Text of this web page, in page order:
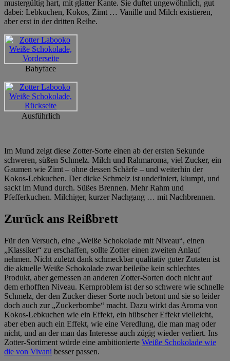
mustergültig hart, mit glatter Kante. Sie duftet ungewöhnlich, gut
dabei: Lebkuchen, Kokos, Zimt … Vanille und Milch existieren,
aber erst in der dritten Reihe.
Babyface
Ausführlich
Im Mund zeigt diese Zotter-Sorte einen ab der ersten Sekunde
schweren, süßen Schmelz. Milch und Rahmaroma, viel Zucker, ein
Gaumen wie Zimt – ohne dessen Schärfe – und weiterhin der
Kokos-Lebkuchen. Der dicke Schmelz ist undefiniert, klumpt, und
sackt im Mund durch. Süßes Brennen. Mehr Rahm und
Pfefferkuchen. Milchiger, kurzer Nachgang … mit Nachbrennen.
Zurück ans Reißbrett
Für den Versuch, eine „Weiße Schokolade mit Niveau“, einen
„Klassiker“ zu erschaffen, sollte Zotter einen zweiten Anlauf
nehmen. Nicht zuletzt dank schmeckbar qualitativ guter Zutaten ist
die aktuelle Weiße Schokolade zwar beileibe kein schlechtes
Produkt, aber gemessen an anderen Zotter-Sorten doch nicht auf
dem erhofften Niveau. Kernproblem ist der so schwere wie schnelle
Schmelz, der den Zucker dieser Sorte noch betont und sie so leider
doch auch zur „Zuckerbombe“ macht. Dazu wirkt das Aroma von
Kokos-Lebkuchen wie ein Effekt, ein hübscher Effekt vielleicht,
aber eben auch ein Effekt, wie eine Veredlung, die man mag oder
nicht, und an der man das Interesse auch zügig wieder verliert. Ins
Zotter-Sortiment würde eine ambitionierte Weiße Schokolade wie
die von Vivani besser passen.